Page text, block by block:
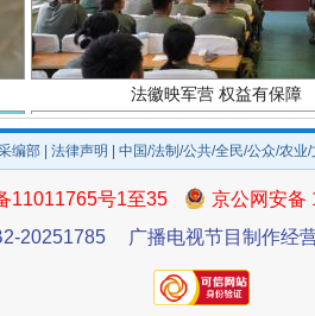
一批国家标准开始实施
编部 法律声明 | 中国/法制/公共/全民/公众/农
11011765号1至35
京公网安备
20251785
广播电视节目制作经